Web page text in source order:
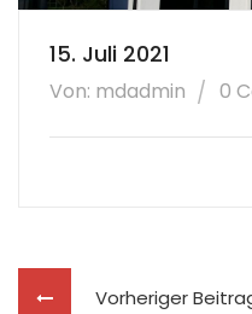
15. Juli 2021
Von: mdadmin 0
Vorheriger